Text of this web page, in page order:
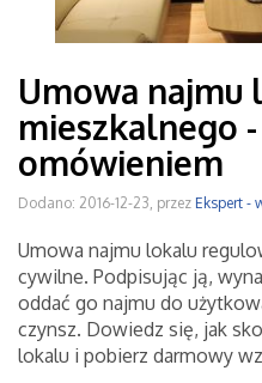
Umowa najmu
mieszkalnego
omówieniem
Dodano: 2016-12-23, przez Ekspert -
Umowa najmu lokalu
cywilne. Podpisując ją,
oddać go najmu do
czynsz. Dowiedz się, jak
lokalu i pobierz darmowy